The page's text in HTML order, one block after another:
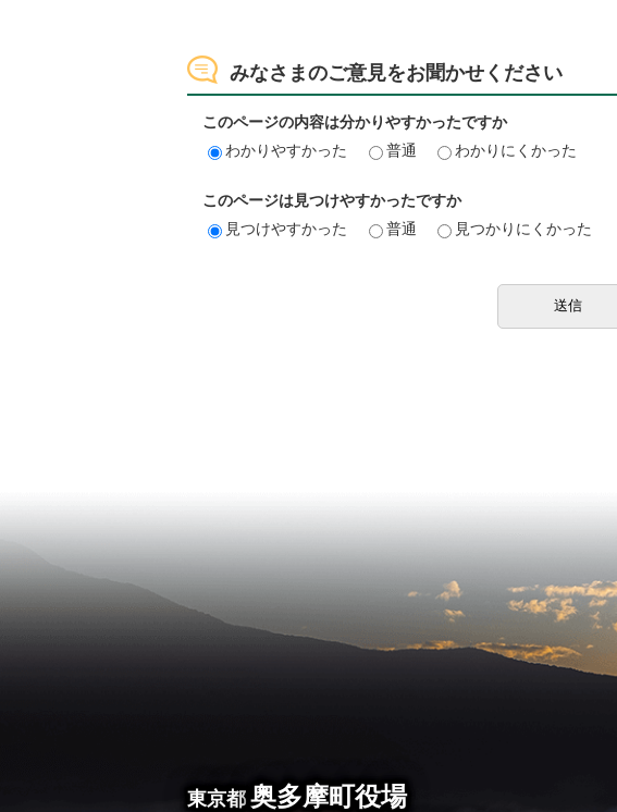
みなさまのご意見をお聞かせください
このページの内容は分かりやすかったですか
わかりやすかった
普通 わかりにくかった
このページは見つけやすかったですか
見つけやすかった
普通 見つかりにくかった
東京都 奥多摩町役場